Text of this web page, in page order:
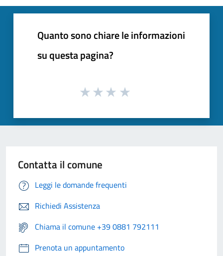
Quanto sono chiare le informazioni
su questa pagina?
Contatta il comune
Leggi le domande frequenti
Richiedi Assistenza
Chiama il comune +39 0881 792111
Prenota un appuntamento